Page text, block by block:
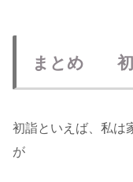
まとめ 初
初詣といえば、私は
が